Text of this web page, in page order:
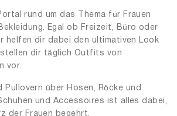
rund um das Thema für Frauen
Egal ob Freizeit, Büro oder
helfen dir dabei den ultimativen Look
dir täglich Outfits von
vor.
Pullovern über Hosen, Röcke und
und Accessoires ist alles dabei,
der Frauen begehrt.